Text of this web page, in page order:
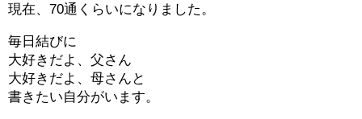
現在、70通くらいになりました。
毎日結びに
大好きだよ、父さん
大好きだよ、母さんと
書きたい自分がいます。